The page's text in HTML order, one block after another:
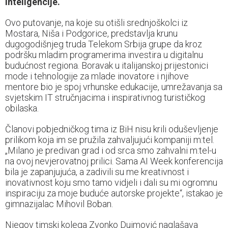
Ovo putovanje, na koje su otišli srednjoškolci iz
Mostara, Niša i Podgorice, predstavlja krunu
dugogodišnjeg truda Telekom Srbija grupe da kroz
podršku mladim programerima investira u digitalnu
budućnost regiona. Boravak u italijanskoj prijestonici
mode i tehnologije za mlade inovatore i njihove
mentore bio je spoj vrhunske edukacije, umrežavanja sa
svjetskim IT stručnjacima i inspirativnog turističkog
obilaska.
Članovi pobjedničkog tima iz BiH nisu krili oduševljenje
prilikom koja im se pružila zahvaljujući kompaniji m:tel.
„Milano je predivan grad i od srca smo zahvalni m:tel-u
na ovoj nevjerovatnoj prilici. Sama AI Week konferencija
bila je zapanjujuća, a zadivili su me kreativnost i
inovativnost koju smo tamo vidjeli i dali su mi ogromnu
inspiraciju za moje buduće autorske projekte“, istakao je
gimnazijalac Mihovil Boban.
Njegov timski kolega Zvonko Dujmović naglašava